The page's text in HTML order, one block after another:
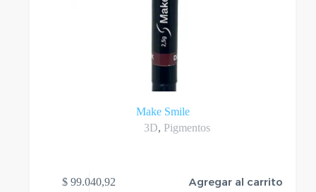
Make Smile
3D, Pigmentos
$ 99.040,92 Agregar al carrito